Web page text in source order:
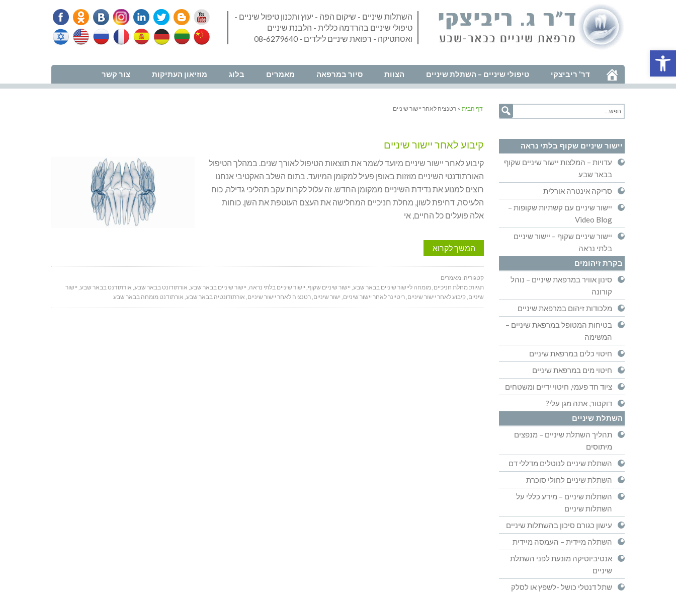
פתח סרגל נגישות
השתלות שיניים - שיקום הפה - יעוץ ותכנון טיפול שיניים -
טיפולי שיניים בהרדמה כללית - הלבנת שיניים
ואסתטיקה - רפואת שיניים לילדים - 08-6279640
דר' ריביצקי טיפולי שיניים – השתלת שיניים הצוות סיור במרפאה מאמרים בלוג מוזיאון העתיקות צור קשר
דף הבית > רטנציה לאחר יישור שיניים
קיבוע לאחר יישור שיניים
קיבוע לאחר יישור שיניים מיועד לשמר את תוצאות הטיפול לאורך שנים. במהלך הטיפול
האורתודנטי השיניים מוזזות באופן פעיל למקומן המיועד. בתום השלב האקטיבי אנחנו
רוצים למנוע את נדידת השיניים ממקומן החדש. זה עלול לקרות עקב תהליכי גדילה, כוח
הלעיסה, דחיפת לשון, מחלת חניכיים המחלישה את העצם העוטפת את השן. כוחות
אלה פועלים כל החיים, אי
המשך לקרוא
קטגוריה: מאמרים
תגיות: מחלת חניכיים,מומחה ליישור שיניים בבאר שבע, יישור שיניים שקוף, יישור שיניים בלתי נראה, יישור שיניים בבאר שבע, אורתודונט בבאר שבע, אורתודנט בבאר שבע, יישור
שיניים,קיבוע לאחר יישור שיניים,ריטיינר לאחר יישור שיניים, ישור שיניים,רטנציה לאחר יישור שיניים, אורתודונטיה בבאר שבע, אורתודנט מומחה בבאר שבע
יישור שיניים שקוף בלתי נראה
עדויות – המלצות יישור שיניים שקוף
בבאר שבע
סריקה אינטרה אורלית
יישור שיניים עם קשתיות שקופות –
Video Blog
יישור שיניים שקוף – יישור שיניים
בלתי נראה
בקרת זיהומים
סינון אוויר במרפאת שיניים – נוהל
קורונה
מלכודות זיהום במרפאת שיניים
בטיחות המטופל במרפאת שיניים –
המשימה
חיטוי כלים במרפאת שיניים
חיטוי מים במרפאת שיניים
ציוד חד פעמי, חיטוי ידיים ומשטחים
דוקטור, אתה מגן עלי?
השתלת שיניים
תהליך השתלת שיניים – מנפצים
מיתוסים
השתלת שיניים לנוטלים מדללי דם
השתלת שיניים לחולי סוכרת
השתלות שיניים – מידע כללי על
השתלות שיניים
עישון כגורם סיכון בהשתלות שיניים
השתלה מיידית – העמסה מיידית
אנטיביוטיקה מונעת לפני השתלת
שיניים
שתל דנטלי כושל -לשפץ או לסלק